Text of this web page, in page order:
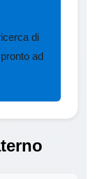
di
ad